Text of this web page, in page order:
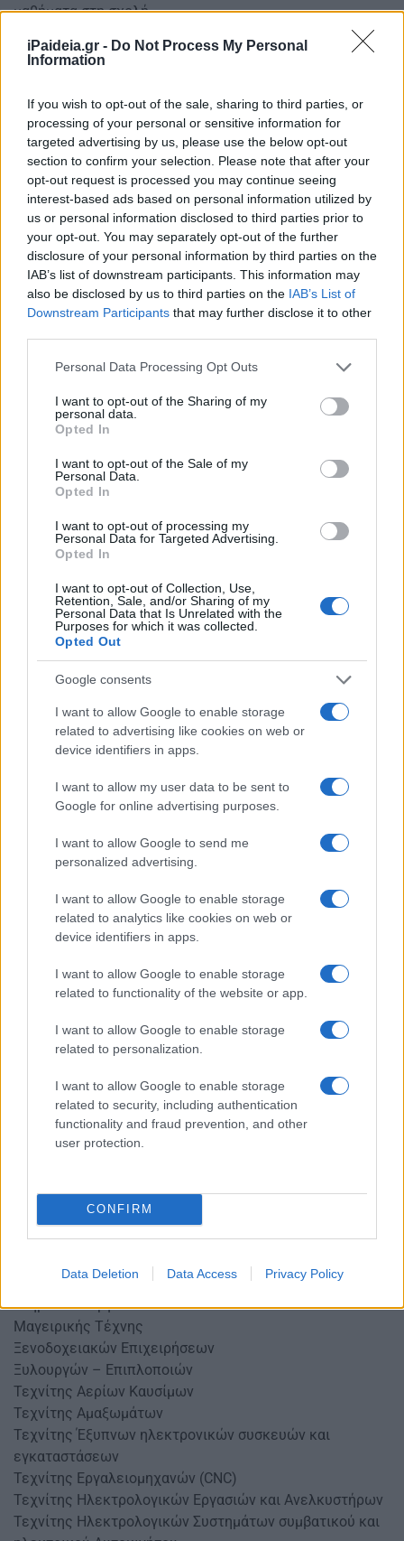
iPaideia.gr - Do Not Process My Personal
Information
If you wish to opt-out of the sale, sharing to third parties, or
processing of your personal or sensitive information for
targeted advertising by us, please use the below opt-out
section to confirm your selection. Please note that after your
opt-out request is processed you may continue seeing
interest-based ads based on personal information utilized by
us or personal information disclosed to third parties prior to
your opt-out. You may separately opt-out of the further
disclosure of your personal information by third parties on the
IAB’s list of downstream participants. This information may
also be disclosed by us to third parties on the IAB’s List of
Downstream Participants that may further disclose it to other
Please note that this website/app uses one or more Google
not limited to your visit or usage behaviour. You may click to
grant or deny consent to Google and its third-party tags to
use your data for below specified purposes in below Google
consent section.
Personal Data Processing Opt Outs
I want to opt-out of the Sharing of my
personal data.
Opted In
I want to opt-out of the Sale of my
Personal Data.
Opted In
I want to opt-out of processing my
Personal Data for Targeted Advertising.
Opted In
I want to opt-out of Collection, Use,
Retention, Sale, and/or Sharing of my
Personal Data that Is Unrelated with the
Purposes for which it was collected.
Opted Out
Google consents
I want to allow Google to enable storage
related to advertising like cookies on web or
device identifiers in apps.
I want to allow my user data to be sent to
Google for online advertising purposes.
I want to allow Google to send me
personalized advertising.
I want to allow Google to enable storage
related to analytics like cookies on web or
device identifiers in apps.
I want to allow Google to enable storage
related to functionality of the website or app.
I want to allow Google to enable storage
related to personalization.
I want to allow Google to enable storage
related to security, including authentication
functionality and fraud prevention, and other
user protection.
CONFIRM
Data Deletion Data Access Privacy Policy
μαθήματα στη σχολή.
Οι μαθητές των ΕΠΑΣ Μαθητείας της ΔΥΠΑ:
χώρο με αμοιβή και ασφάλιση
εργαστήρια και τους παρέχονται τα απαραίτητα βιβλία
και βοηθήματα
– Εκπαιδεύονται από έμπειρο και άρτια καταρτισμένο
εκπαιδευτικό προσωπικό
– Λαμβάνουν επίδομα στέγασης που ανέρχεται στα 240
ευρώ μηνιαίως, καθώς και σίτισης που ανέρχεται στα 9
– Δικαιούνται σπουδαστική άδεια μέχρι 30 ημέρες με
αποδοχές
– Δικαιούνται αναβολή στράτευσης.
Αισθητικής Τέχνης
Αρτοποιίας-Ζαχαροπλαστικής
Βοηθός Γενικής Βρεφονηπιοκομίας
Βοηθός Γενικής Νοσηλείας
Βοηθός Φαρμακείου
Γραφικών Τεχνών – Ηλεκτρονικής Σχεδίασης Εντύπου
Επεξεργασία Γούνας
Καλλιτεχνικής Επεξεργασίας Μαρμάρου
Κομμωτικής Τέχνης
Κτηριακών Έργων
Μαγειρικής Τέχνης
Ξενοδοχειακών Επιχειρήσεων
Ξυλουργών – Επιπλοποιών
Τεχνίτης Αερίων Καυσίμων
Τεχνίτης Αμαξωμάτων
Τεχνίτης Έξυπνων ηλεκτρονικών συσκευών και
εγκαταστάσεων
Τεχνίτης Εργαλειομηχανών (CNC)
Τεχνίτης Ηλεκτρολογικών Εργασιών και Ανελκυστήρων
Τεχνίτης Ηλεκτρολογικών Συστημάτων συμβατικού και